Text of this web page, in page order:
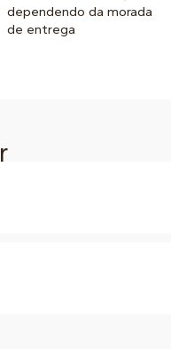
dependendo da morada
de entrega